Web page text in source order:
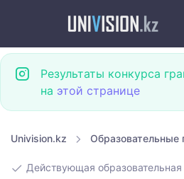
Результаты конкурса
на этой странице
Univision.kz
Действующая